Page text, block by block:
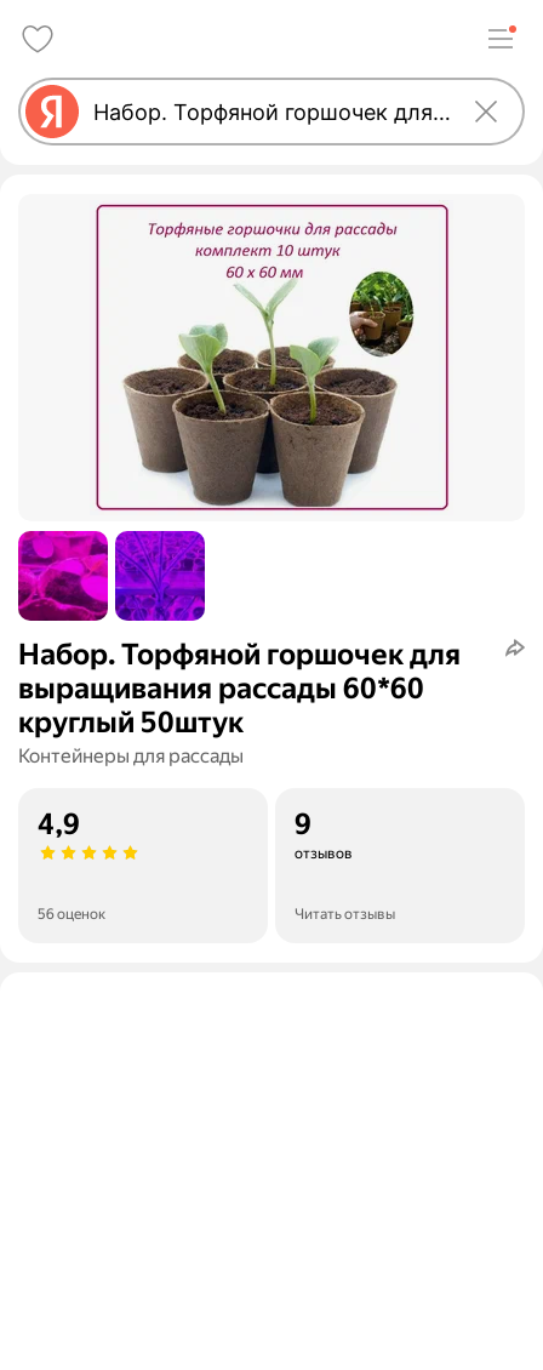
Набор. Торфяной горшочек для
выращивания рассады 60*60
круглый 50штук
Контейнеры для рассады
4,9
56 оценок
9
отзывов
Читать отзывы